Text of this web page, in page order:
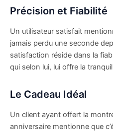
Précision et Fiabilité
Un utilisateur satisfait
jamais perdu une seconde
satisfaction réside dans la
qui selon lui, lui offre la
Le Cadeau Idéal
Un client ayant offert la
anniversaire mentionne que